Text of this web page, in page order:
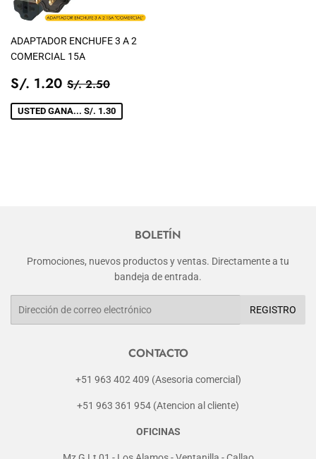
ADAPTADOR ENCHUFE 3 A 2
COMERCIAL 15A
PRECIO
DE
VENTA
S/. 1.20 S/.
1.20
PRECIO TIENDA
S/. 2.50
USTED GANA... S/. 1.30
BOLETÍN
Promociones, nuevos productos y ventas. Directamente a tu
bandeja de entrada.
REGISTRO
CONTACTO
+51 963 402 409 (Asesoria comercial)
+51 963 361 954 (Atencion al cliente)
OFICINAS